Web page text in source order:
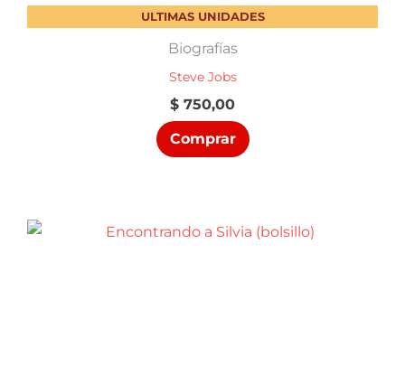
ULTIMAS UNIDADES
Biografías
Steve Jobs
$ 750,00
Comprar